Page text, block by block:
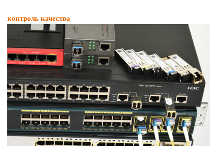
контроль качества